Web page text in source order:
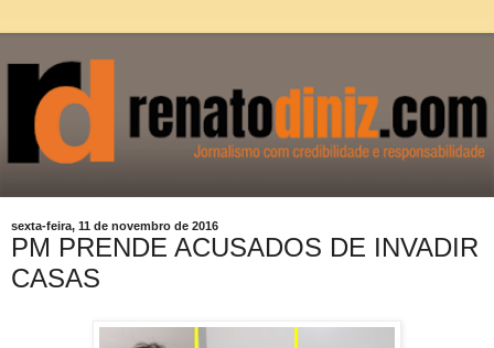
sexta-feira, 11 de novembro de 2016
PM PRENDE ACUSADOS DE INVADIR
CASAS